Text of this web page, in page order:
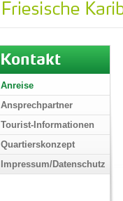
Kontakt
Anreise
Ansprechpartner
Tourist-Informationen
Quartierskonzept
Impressum/Datenschutz